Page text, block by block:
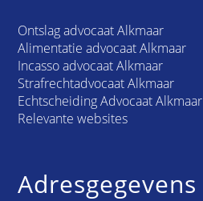
Ontslag advocaat Alkmaar
Alimentatie advocaat Alkmaar
Incasso advocaat Alkmaar
Strafrechtadvocaat Alkmaar
Echtscheiding Advocaat Alkmaar
Relevante websites
Adresgegevens